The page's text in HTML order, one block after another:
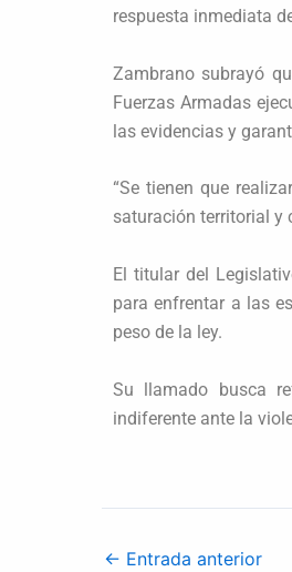
respuesta inmediata
Zambrano subrayó
Fuerzas Armadas
las evidencias y
“Se tienen que
saturación territorial y
El titular del
para enfrentar a las
peso de la ley.
Su llamado busca
indiferente ante la
← Entrada anterior